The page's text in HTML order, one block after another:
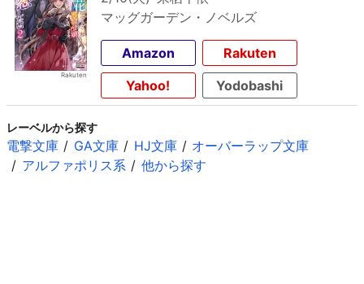
マッグガーデン・ノベルズ
Amazon
Rakuten
Yahoo!
Yodobashi
レーベルから探す
電撃文庫 GA文庫 HJ文庫
オーバーラップ文庫
アルファポリス系
他から探す